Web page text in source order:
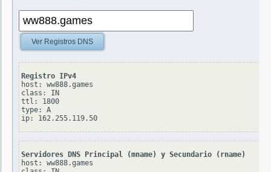
Ver Registros DNS
Registro IPv4
host: ww888.games
class: IN
ttl: 1800
type: A
Servidores DNS Principal (mname) y Secundario (rname)
host: ww888.games